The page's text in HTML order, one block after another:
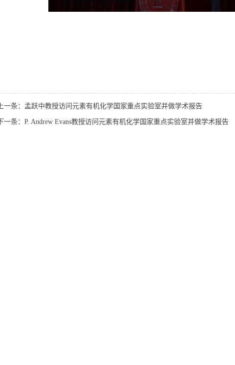
上一条：孟跃中教授访问元素有机化学国家重点实验室并做学术报告
下一条：P. Andrew Evans教授访问元素有机化学国家重点实验室并做学术报告